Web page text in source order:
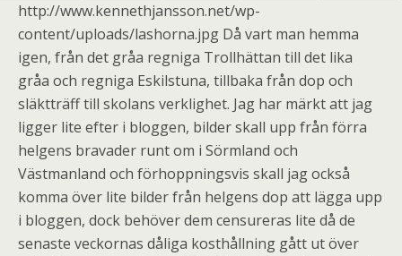
http://www.kennethjansson.net/wp-
content/uploads/lashorna.jpg Då vart man hemma
igen, från det gråa regniga Trollhättan till det lika
gråa och regniga Eskilstuna, tillbaka från dop och
släktträff till skolans verklighet. Jag har märkt att jag
ligger lite efter i bloggen, bilder skall upp från förra
helgens bravader runt om i Sörmland och
Västmanland och förhoppningsvis skall jag också
komma över lite bilder från helgens dop att lägga upp
i bloggen, dock behöver dem censureras lite då de
senaste veckornas dåliga kosthållning gått ut över